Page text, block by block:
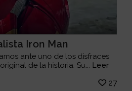
Iron Man
ante uno de los disfraces
de la historia. Su... Leer
27